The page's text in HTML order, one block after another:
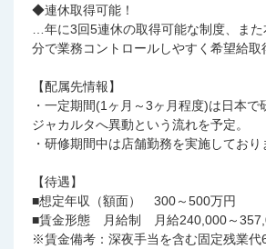
◆連休取得可能！
…年に3回5連休の取得可能な制度、ま
分で業務コントロールしやすく希望給取
【配属先情報】
・一定期間(1ヶ月～3ヶ月程度)は日本で
ジャカルタへ異動という流れを予定。
・研修期間中は店舗勤務を実施しており
【待遇】
■想定年収（額面） 300～500万円
■賃金形態 月給制 月給240,000～
※賃金備考：深夜手当を含む固定残業代